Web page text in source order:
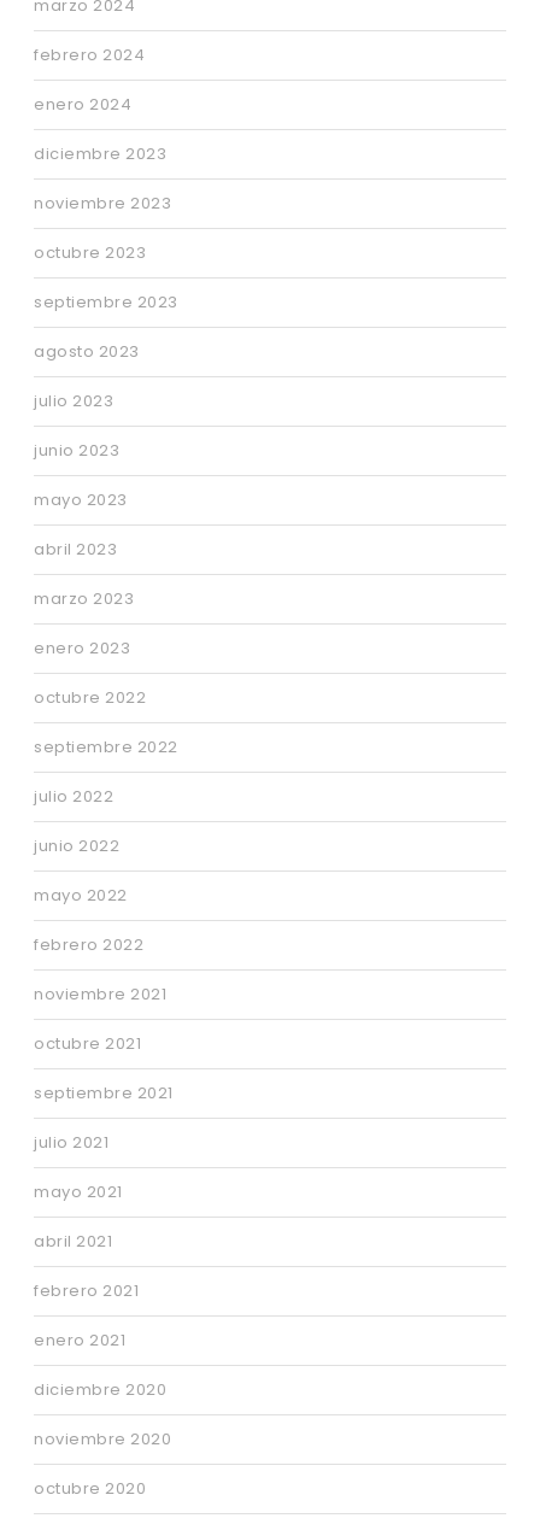
marzo 2024
febrero 2024
enero 2024
diciembre 2023
noviembre 2023
octubre 2023
septiembre 2023
agosto 2023
julio 2023
junio 2023
mayo 2023
abril 2023
marzo 2023
enero 2023
octubre 2022
septiembre 2022
julio 2022
junio 2022
mayo 2022
febrero 2022
noviembre 2021
octubre 2021
septiembre 2021
julio 2021
mayo 2021
abril 2021
febrero 2021
enero 2021
diciembre 2020
noviembre 2020
octubre 2020